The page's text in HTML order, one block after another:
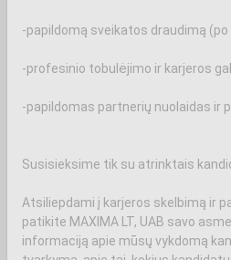
-papildomą sveikatos draudimą
-profesinio tobulėjimo ir karjeros
-papildomas partnerių nuolaidas ir
Susisieksime tik su atrinktais
Atsiliepdami į karjeros skelbimą ir
patikite MAXIMA LT, UAB savo
informaciją apie mūsų vykdomą